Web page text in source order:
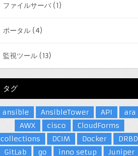
ファイルサーバ(1)
ポータル (4)
監視ツール (13)
タグ
ansible AnsibleTower API
ara
AWX
cisco
CloudForms
collections
DCIM Docker
DRBD
GitLab
go inno setup
Juniper